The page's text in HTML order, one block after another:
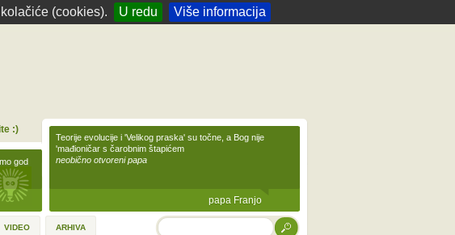
(cookies). U redu Više informacija
god
:)
Teorije evolucije i 'Velikog praska' su točne, a Bog nije
'mađioničar s čarobnim štapićem
neobično otvoreni papa
papa Franjo
VIDEO ARHIVA TRAŽI